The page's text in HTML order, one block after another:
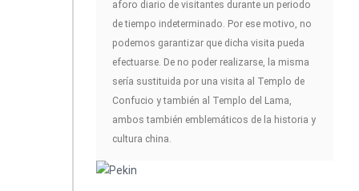
aforo diario de visitantes durante un periodo
de tiempo indeterminado. Por ese motivo, no
podemos garantizar que dicha visita pueda
efectuarse. De no poder realizarse, la misma
sería sustituida por una visita al Templo de
Confucio y también al Templo del Lama,
ambos también emblemáticos de la historia y
cultura china.